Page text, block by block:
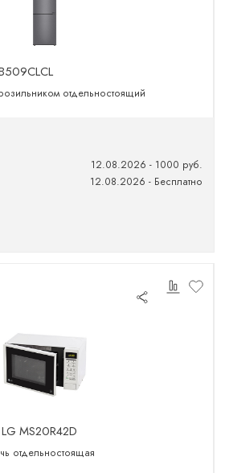
отдельностоящий
12.08.2026 - 1000 руб.
12.08.2026 - Бесплатно
MS20R42D
отдельностоящая